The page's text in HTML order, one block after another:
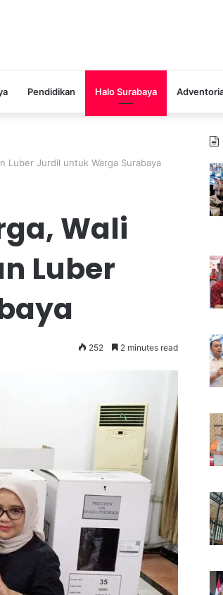
Pendidikan Halo Surabaya
Luber Jurdil untuk Warga Surabaya
Wali
Luber
252 2 minutes read